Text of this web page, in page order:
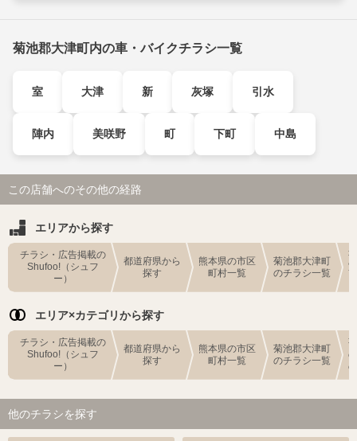
菊池郡大津町内の車・バイクチラシ一覧
室 大津 新 灰塚 引水
陣内 美咲野 町 下町 中島
この店舗へのその他の経路
エリアから探す
チラシ・広告掲載の
Shufoo!（シュフ
ー）
都道府県から
探す
熊本県の市区
町村一覧
菊池郡大津町
のチラシ一覧
エリア×カテゴリから探す
チラシ・広告掲載の
Shufoo!（シュフ
ー）
都道府県から
探す
熊本県の市区
町村一覧
菊池郡大津町
のチラシ一覧
他のチラシを探す